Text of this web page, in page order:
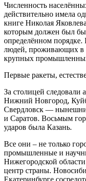
Численность
действительно имела
книге Николая
которым должен был
определённом порядке.
людей, проживающих в
крупных промышленных
Первые ракеты,
За столицей
Нижний Новгород,
Свердловск —
и Саратов. Восьмым
ударов была Казань.
Все они – не только
промышленные и
Нижегородской
центр страны.
Екатеринбурге